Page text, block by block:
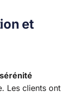
et
Les clients ont